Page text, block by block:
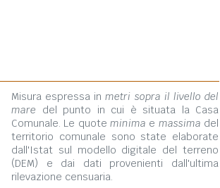
Misura espressa inmetri sopra il livello del
mare del punto in cui è situata la Casa
Comunale. Le quote minima e massima del
territorio comunale sono state elaborate
dall'Istat sul modello digitale del terreno
(DEM) e dai dati provenienti dall'ultima
rilevazione censuaria.